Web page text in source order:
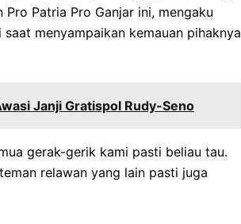
Patria Pro Ganjar ini, mengaku
menyampaikan kemauan pihaknya
Janji Gratispol Rudy-Seno
gerak-gerik kami pasti beliau tau.
relawan yang lain pasti juga